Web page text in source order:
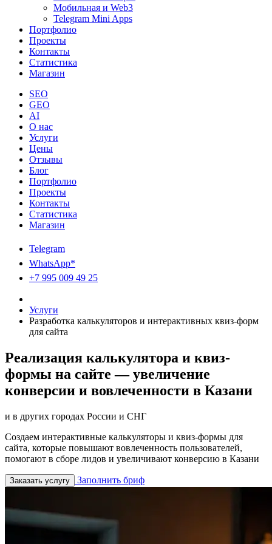
Мобильная и Web3
Telegram Mini Apps
Портфолио
Проекты
Контакты
Статистика
Магазин
SEO
GEO
AI
О нас
Услуги
Цены
Отзывы
Блог
Портфолио
Проекты
Контакты
Статистика
Магазин
Telegram
WhatsApp*
+7 995 009 49 25
Услуги
Разработка калькуляторов и интерактивных квиз-форм
для сайта
Реализация калькулятора и квиз-
формы на сайте — увеличение
конверсии и вовлеченности в Казани
и в других городах России и СНГ
Создаем интерактивные калькуляторы и квиз-формы для
сайта, которые повышают вовлеченность пользователей,
помогают в сборе лидов и увеличивают конверсию в Казани
Заказать услугу Заполнить бриф